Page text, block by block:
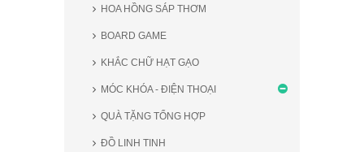
HOA HỒNG SÁP THƠM
BOARD GAME
KHẮC CHỮ HẠT GẠO
MÓC KHÓA - ĐIỆN THOẠI
QUÀ TẶNG TỔNG HỢP
ĐỒ LINH TINH